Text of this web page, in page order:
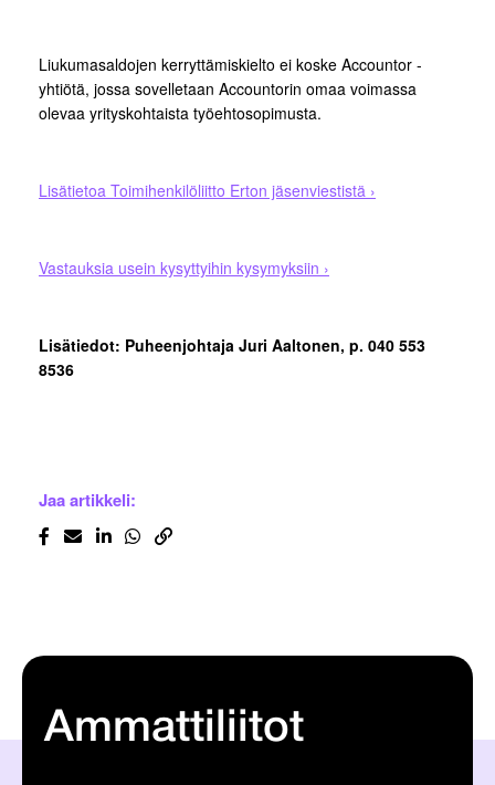
Liukumasaldojen kerryttämiskielto ei koske Accountor -
yhtiötä, jossa sovelletaan Accountorin omaa voimassa
olevaa yrityskohtaista työehtosopimusta.
Lisätietoa Toimihenkilöliitto Erton jäsenviestistä ›
Vastauksia usein kysyttyihin kysymyksiin ›
Lisätiedot: Puheenjohtaja Juri Aaltonen, p. 040 553
8536
Jaa artikkeli:
Ammattiliitot